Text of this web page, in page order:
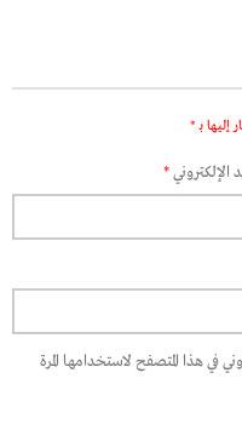
إليها بـ *
الإلكتروني*
في هذا المتصفح لاستخدامها المرة